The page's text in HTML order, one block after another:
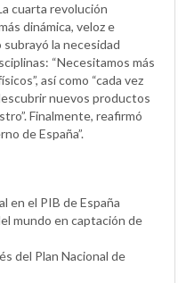
cuarta revolución
dinámica, veloz e
subrayó la necesidad
“Necesitamos más
así como “cada vez
nuevos productos
Finalmente, reafirmó
de España”.
en el PIB de España
mundo en captación de
del Plan Nacional de